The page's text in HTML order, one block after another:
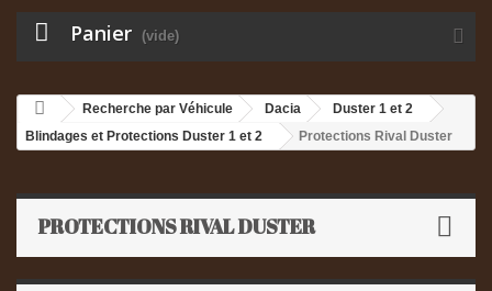
Panier (vide)
Recherche par Véhicule Dacia
Duster 1 et 2
Blindages et Protections Duster 1 et 2
Protections Rival Duster
PROTECTIONS RIVAL DUSTER